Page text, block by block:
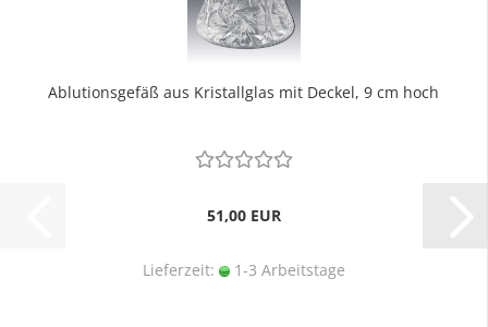
Ablutionsgefäß aus Kristallglas mit Deckel, 9 cm hoch
51,00 EUR
Lieferzeit: 1-3 Arbeitstage